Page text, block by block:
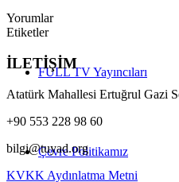
FULL TV Yayıncıları
Çevre Politikamız
Yorumlar
Etiketler
İLETİŞİM
Atatürk Mahallesi Ertuğrul Gazi
+90 553 228 98 60
bilgi@tuyad.org
KVKK Aydınlatma Metni